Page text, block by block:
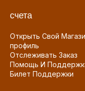
счета
Открыть Свой
профиль
Отслеживать Заказ
Помощь И
Билет Поддержки